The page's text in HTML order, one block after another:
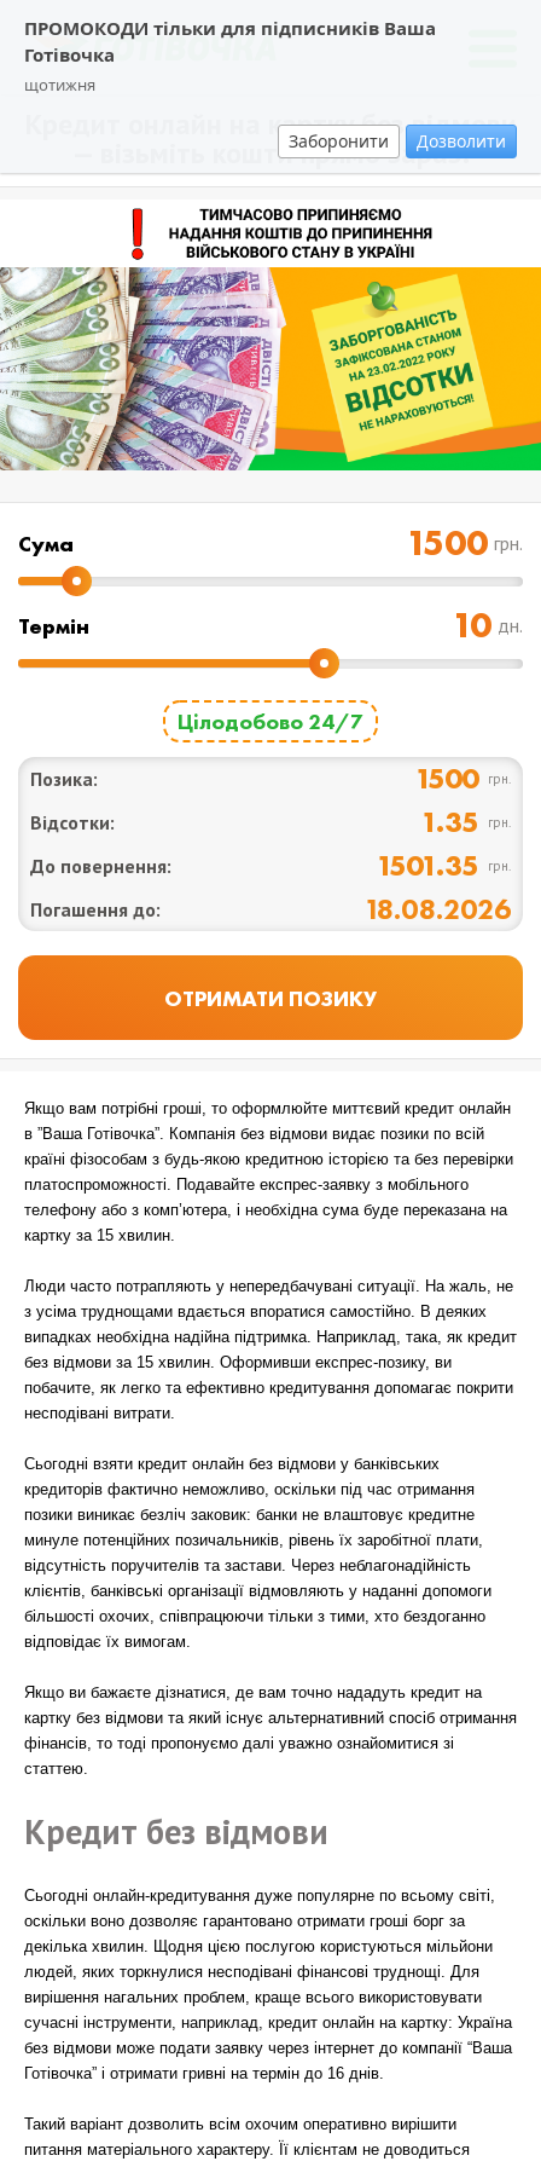
ПРОМОКОДИ тільки для підписників Ваша
Готівочка
щотижня
Заборонити Дозволити
Кредит онлайн на картку без відмови
— візьміть кошти прямо зараз!
Cума грн.
Термін дн.
Цілодобово 24/7
Позика: 1500 грн.
Відсотки: 1.35 грн.
До повернення: 1501.35 грн.
Погашення до: 18.08.2026
Якщо вам потрібні гроші, то оформлюйте миттєвий кредит онлайн
в ”Ваша Готівочка”. Компанія без відмови видає позики по всій
країні фізособам з будь-якою кредитною історією та без перевірки
платоспроможності. Подавайте експрес-заявку з мобільного
телефону або з комп’ютера, і необхідна сума буде переказана на
картку за 15 хвилин.
Люди часто потрапляють у непередбачувані ситуації. На жаль, не
з усіма труднощами вдається впоратися самостійно. В деяких
випадках необхідна надійна підтримка. Наприклад, така, як кредит
без відмови за 15 хвилин. Оформивши експрес-позику, ви
побачите, як легко та ефективно кредитування допомагає покрити
несподівані витрати.
Сьогодні взяти кредит онлайн без відмови у банківських
кредиторів фактично неможливо, оскільки під час отримання
позики виникає безліч заковик: банки не влаштовує кредитне
минуле потенційних позичальників, рівень їх заробітної плати,
відсутність поручителів та застави. Через неблагонадійність
клієнтів, банківські організації відмовляють у наданні допомоги
більшості охочих, співпрацюючи тільки з тими, хто бездоганно
відповідає їх вимогам.
Якщо ви бажаєте дізнатися, де вам точно нададуть кредит на
картку без відмови та який існує альтернативний спосіб отримання
фінансів, то тоді пропонуємо далі уважно ознайомитися зі
статтею.
Кредит без відмови
Сьогодні онлайн-кредитування дуже популярне по всьому світі,
оскільки воно дозволяє гарантовано отримати гроші борг за
декілька хвилин. Щодня цією послугою користуються мільйони
людей, яких торкнулися несподівані фінансові труднощі. Для
вирішення нагальних проблем, краще всього використовувати
сучасні інструменти, наприклад, кредит онлайн на картку: Україна
без відмови може подати заявку через інтернет до компанії “Ваша
Готівочка” і отримати гривні на термін до 16 днів.
Такий варіант дозволить всім охочим оперативно вирішити
питання матеріального характеру. Її клієнтам не доводиться